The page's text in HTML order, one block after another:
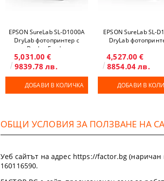
EPSON SureLab SL-D1000A
DryLab фотопринтер с
Duplex Feeder
5,031.00 €
9839.78 лв.
ДОБАВИ В КОЛИЧКА
EPSON SureLab SL-
DryLab
4,527.00 €
8854.04 лв.
ДОБАВИ В
ОБЩИ УСЛОВИЯ ЗА ПОЛЗВАНЕ НА
Уеб сайтът на адрес https://factor.bg (наричан
160116590.